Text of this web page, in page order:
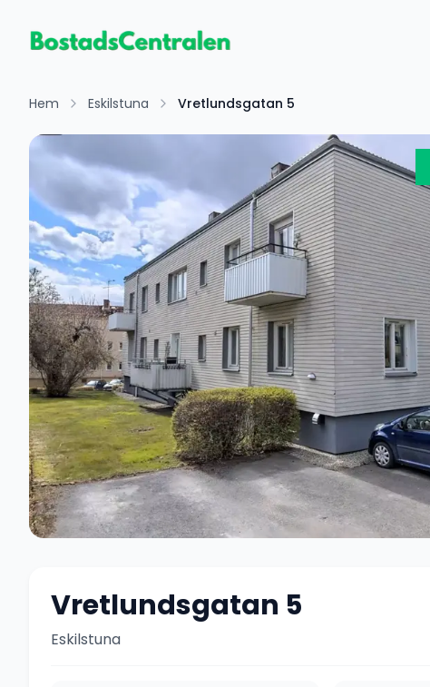
Hem Eskilstuna Vretlundsgatan 5
Vretlundsgatan 5
Eskilstuna